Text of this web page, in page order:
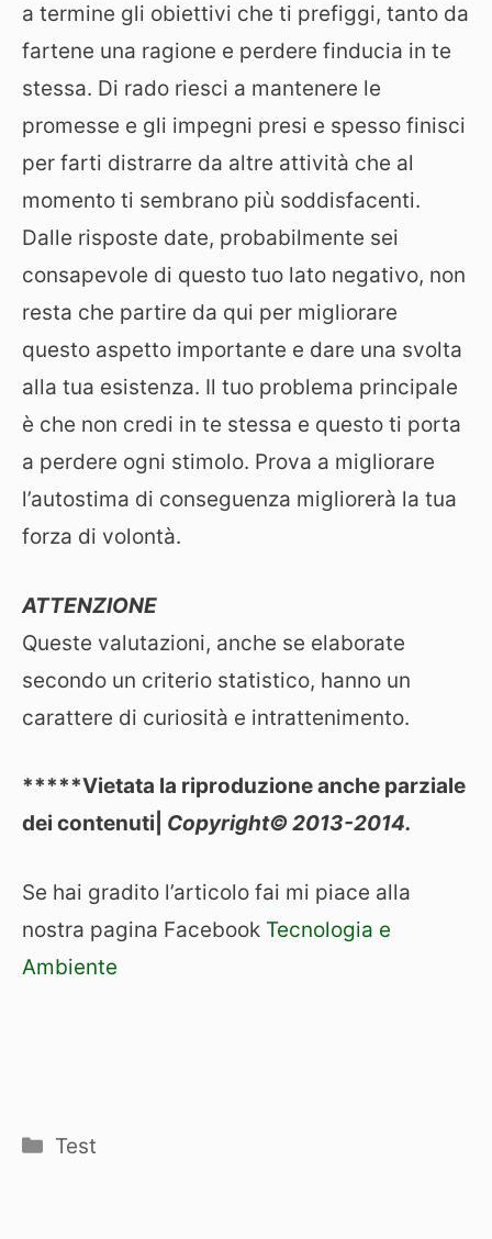
a termine gli obiettivi che ti prefiggi, tanto da
fartene una ragione e perdere finducia in te
stessa. Di rado riesci a mantenere le
promesse e gli impegni presi e spesso finisci
per farti distrarre da altre attività che al
momento ti sembrano più soddisfacenti.
Dalle risposte date, probabilmente sei
consapevole di questo tuo lato negativo, non
resta che partire da qui per migliorare
questo aspetto importante e dare una svolta
alla tua esistenza. Il tuo problema principale
è che non credi in te stessa e questo ti porta
a perdere ogni stimolo. Prova a migliorare
l’autostima di conseguenza migliorerà la tua
forza di volontà.
ATTENZIONE
Queste valutazioni, anche se elaborate
secondo un criterio statistico, hanno un
carattere di curiosità e intrattenimento.
*****Vietata la riproduzione anche parziale
dei contenuti| Copyright© 2013-2014.
Se hai gradito l’articolo fai mi piace alla
nostra pagina Facebook Tecnologia e
Ambiente
Categorie
Test